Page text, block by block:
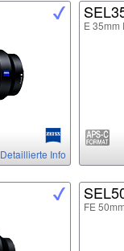
Detaillierte Info
E 35mm
FE